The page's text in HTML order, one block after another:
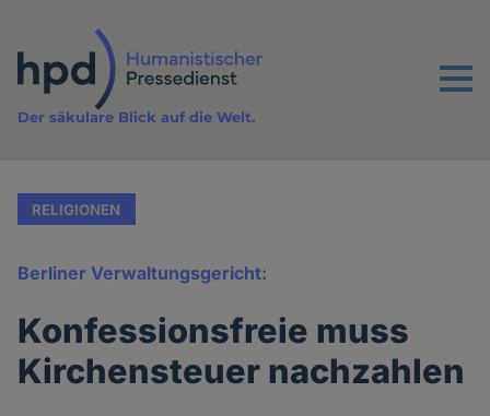
Inhalt
Menu
Der säkulare Blick auf die Welt.
RELIGIONEN
Berliner Verwaltungsgericht:
Konfessionsfreie muss
Kirchensteuer nachzahlen